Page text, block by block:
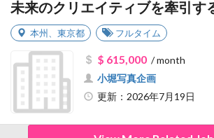
未来のクリエイティブを牽引す
本州 東京都 フルタイム
$ 615,000/ month
小堀写真企画
更新：2026年7月19日